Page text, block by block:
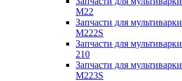
M22
Запчасти для
M222S
Запчасти для
210
Запчасти для
M223S